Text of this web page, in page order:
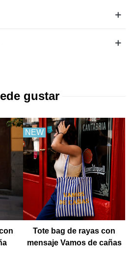
gustar
NEW
Tote bag de rayas con
mensaje Vamos de cañas